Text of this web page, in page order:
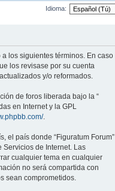
Idioma:
a los siguientes términos. En caso
los revisase por su cuenta
y/o reformados.
de foros liberada bajo la “
en Internet y la GPL
.
el país donde “Figuratum Forum”
de Internet. Las
cualquier tema en cualquier
no será compartida con
sean comprometidos.